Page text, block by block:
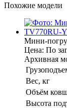
Похожие модели
Мини-
Цена: По
Архивная
Вес, кг
Объём
Высота